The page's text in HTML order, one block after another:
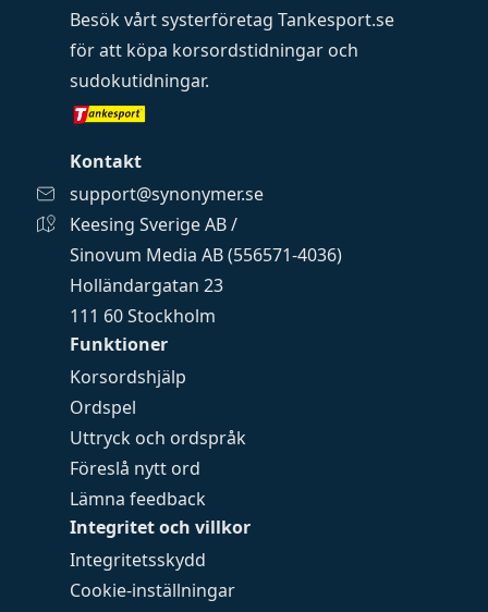
Funktioner
Korsordshjälp
Ordspel
Uttryck och ordspråk
Föreslå nytt ord
Lämna feedback
Integritet och villkor
Integritetsskydd
Cookie-inställningar
Besök vårt systerföretag Tankesport.se
för att köpa korsordstidningar och
sudokutidningar.
Kontakt
support@synonymer.se
Keesing Sverige AB /
Sinovum Media AB (556571-4036)
Holländargatan 23
111 60 Stockholm